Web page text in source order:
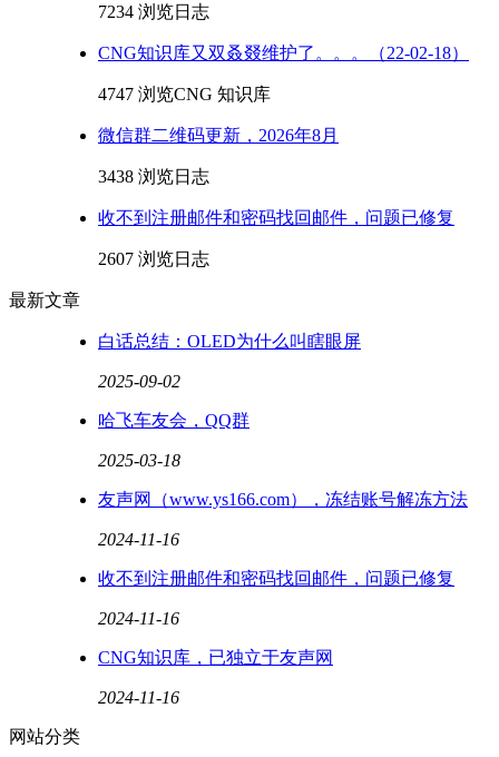
7234 浏览日志
CNG知识库又双叒叕维护了。。。（22-02-18）
4747 浏览CNG 知识库
微信群二维码更新，2026年8月
3438 浏览日志
收不到注册邮件和密码找回邮件，问题已修复
2607 浏览日志
最新文章
白话总结：OLED为什么叫瞎眼屏
2025-09-02
哈飞车友会，QQ群
2025-03-18
友声网（www.ys166.com），冻结账号解冻方法
2024-11-16
收不到注册邮件和密码找回邮件，问题已修复
2024-11-16
CNG知识库，已独立于友声网
2024-11-16
网站分类